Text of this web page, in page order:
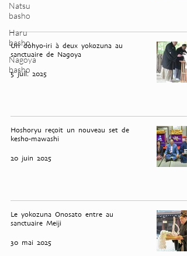
Natsu
basho
Haru
basho
Nagoya
basho
Un dohyo-iri à deux yokozuna au
sanctuaire de Nagoya
5 juil. 2025
Hoshoryu reçoit un nouveau set de
kesho-mawashi
20 juin 2025
Le yokozuna Onosato entre au
sanctuaire Meiji
30 mai 2025